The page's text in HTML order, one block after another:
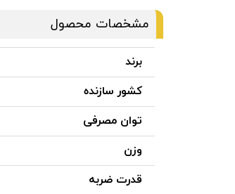
مشخصات محصول
برند
کشور سازنده
توان مصرفی
وزن
قدرت ضربه